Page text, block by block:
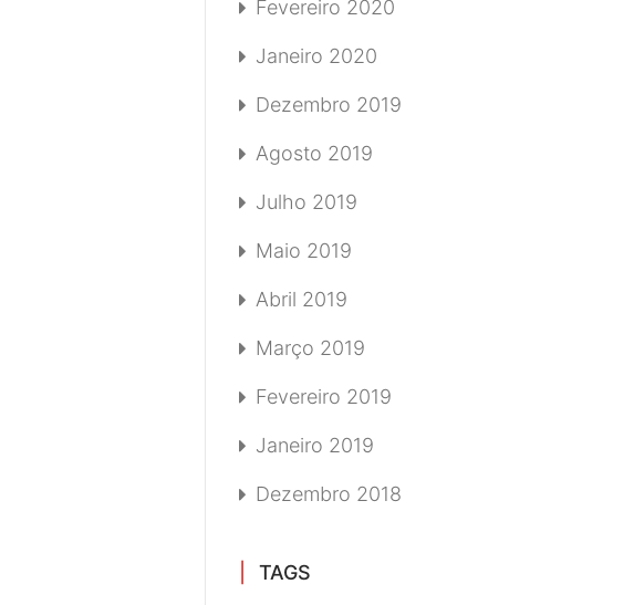
Fevereiro 2020
Janeiro 2020
Dezembro 2019
Agosto 2019
Julho 2019
Maio 2019
Abril 2019
Março 2019
Fevereiro 2019
Janeiro 2019
Dezembro 2018
TAGS